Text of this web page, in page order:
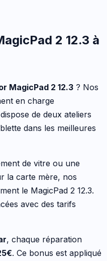
2 12.3 à
MagicPad 2 12.3 ? Nos
en charge
dispose de deux ateliers
dans les meilleures
de vitre ou une
la carte mère, nos
le MagicPad 2 12.3.
avec des tarifs
, chaque réparation
€. Ce bonus est appliqué